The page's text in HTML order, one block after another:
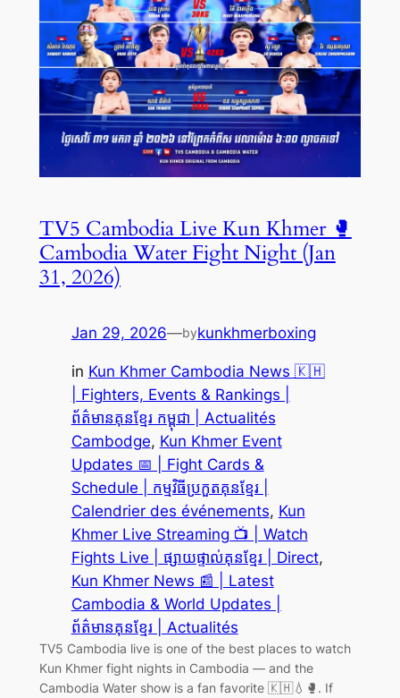
TV5 Cambodia Live Kun Khmer 🥊
Cambodia Water Fight Night (Jan
31, 2026)
Jan 29, 2026—bykunkhmerboxing
in Kun Khmer Cambodia News 🇰🇭
| Fighters, Events & Rankings |
ព័ត៌មានគុនខ្មែរ កម្ពុជា | Actualités
Cambodge, Kun Khmer Event
Updates 📅 | Fight Cards &
Schedule | កម្មវិធីប្រកួតគុនខ្មែរ |
Calendrier des événements, Kun
Khmer Live Streaming 📺 | Watch
Fights Live | ផ្សាយផ្ទាល់គុនខ្មែរ | Direct
Kun Khmer News 📰 | Latest
Cambodia & World Updates |
ព័ត៌មានគុនខ្មែរ | Actualités
TV5 Cambodia live is one of the best places to watch
Kun Khmer fight nights in Cambodia — and the
Cambodia Water show is a fan favorite 🇰🇭💧🥊. If